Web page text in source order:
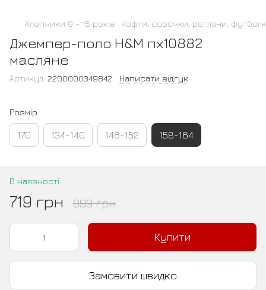
Хлопчики 8 - 15 років Кофти, сорочки, реглани,
Джемпер-поло H&M пх10882
масляне
Артикул: 2200000349842 Написати відгук
Розмір
170 134-140 146-152 158-164
В наявності
719 грн 899 грн
Купити
Замовити швидко